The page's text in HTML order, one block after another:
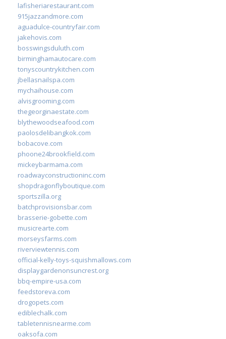
lafisheriarestaurant.com
915jazzandmore.com
aguadulce-countryfair.com
jakehovis.com
bosswingsduluth.com
birminghamautocare.com
tonyscountrykitchen.com
jbellasnailspa.com
mychaihouse.com
alvisgrooming.com
thegeorginaestate.com
blythewoodseafood.com
paolosdelibangkok.com
bobacove.com
phoone24brookfield.com
mickeybarmama.com
roadwayconstructioninc.com
shopdragonflyboutique.com
sportszilla.org
batchprovisionsbar.com
brasserie-gobette.com
musicrearte.com
morseysfarms.com
riverviewtennis.com
official-kelly-toys-squishmallows.com
displaygardenonsuncrest.org
bbq-empire-usa.com
feedstoreva.com
drogopets.com
ediblechalk.com
tabletennisnearme.com
oaksofa.com